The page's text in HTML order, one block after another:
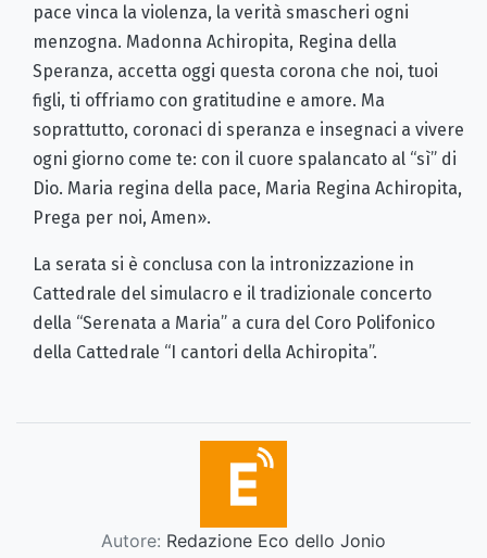
pace vinca la violenza, la verità smascheri ogni
menzogna. Madonna Achiropita, Regina della
Speranza, accetta oggi questa corona che noi, tuoi
figli, ti offriamo con gratitudine e amore. Ma
soprattutto, coronaci di speranza e insegnaci a vivere
ogni giorno come te: con il cuore spalancato al “sì” di
Dio. Maria regina della pace, Maria Regina Achiropita,
Prega per noi, Amen».
La serata si è conclusa con la intronizzazione in
Cattedrale del simulacro e il tradizionale concerto
della “Serenata a Maria” a cura del Coro Polifonico
della Cattedrale “I cantori della Achiropita”.
Autore: Redazione Eco dello Jonio